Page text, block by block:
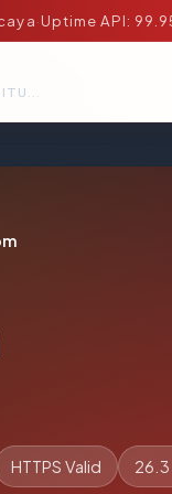
·Uptime API:
PERIKSA APAKAH SEBUAH SITUS AMAN, TEPERCAYA, DAN TERVERIFIKASI DALAM HITUNGAN DETIK.
HTTPS Valid 26.3